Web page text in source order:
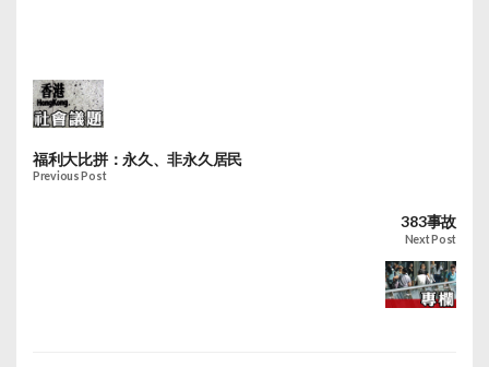
福利大比拼：永久、非永久居民
Previous Post
383事故
Next Post